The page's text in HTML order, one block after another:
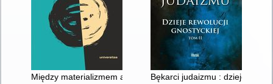
Między materializmem a dualizmem : panpsychizm jako
Bękarci judaizmu : dzieje